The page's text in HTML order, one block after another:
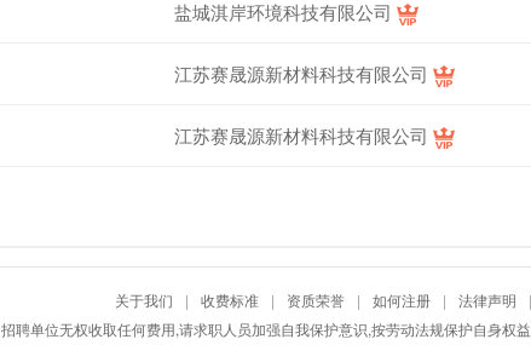
盐城淇岸环境科技有限公司
江苏赛晟源新材料科技有限公司
江苏赛晟源新材料科技有限公司
关于我们 | 收费标准 | 资质荣誉 | 如何注册 | 法律声明 |
招聘单位无权收取任何费用,请求职人员加强自我保护意识,按劳动法规保护自身权